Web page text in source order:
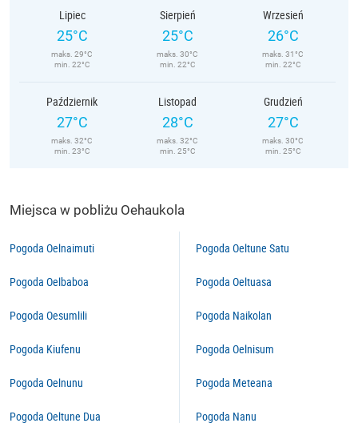
Lipiec
25°C
maks. 29°C
min. 22°C
Sierpień
25°C
maks. 30°C
min. 22°C
Wrzesień
26°C
maks. 31°C
min. 22°C
Październik
27°C
maks. 32°C
min. 23°C
Listopad
28°C
maks. 32°C
min. 25°C
Grudzień
27°C
maks. 30°C
min. 25°C
Miejsca w pobliżu Oehaukola
Pogoda Oelnaimuti
Pogoda Oelbaboa
Pogoda Oesumlili
Pogoda Kiufenu
Pogoda Oelnunu
Pogoda Oeltune Dua
Pogoda Oeltune Satu
Pogoda Oeltuasa
Pogoda Naikolan
Pogoda Oelnisum
Pogoda Meteana
Pogoda Nanu